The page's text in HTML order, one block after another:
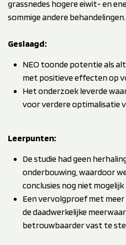
grassnedes hogere eiwit- en
sommige andere behandelingen.
Geslaagd:
NEO toonde potentie als
met positieve effecten op
Het onderzoek leverde
voor verdere optimalisatie
Leerpunten:
De studie had geen
onderbouwing, waardoor
conclusies nog niet mogelijk
Een vervolgproef met meer
de daadwerkelijke
betrouwbaarder vast te